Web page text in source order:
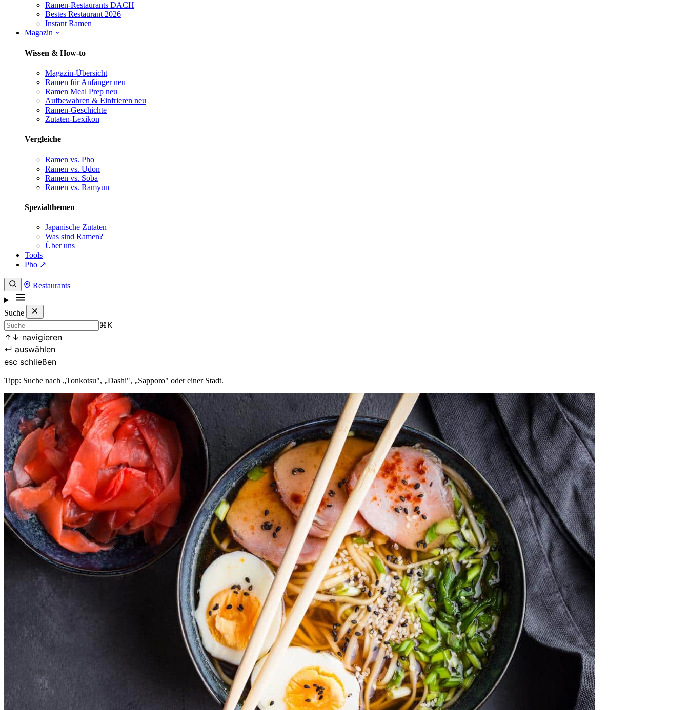
Ramen-Restaurants DACH
Bestes Restaurant 2026
Instant Ramen
Magazin
Wissen & How-to
Magazin-Übersicht
Ramen für Anfänger neu
Ramen Meal Prep neu
Aufbewahren & Einfrieren neu
Ramen-Geschichte
Zutaten-Lexikon
Vergleiche
Ramen vs. Pho
Ramen vs. Udon
Ramen vs. Soba
Ramen vs. Ramyun
Spezialthemen
Japanische Zutaten
Was sind Ramen?
Über uns
Tools
Pho ↗
Restaurants
Suche
⌘K
↑ ↓ navigieren
↵ auswählen
esc schließen
Tipp: Suche nach „Tonkotsu", „Dashi", „Sapporo" oder einer Stadt.